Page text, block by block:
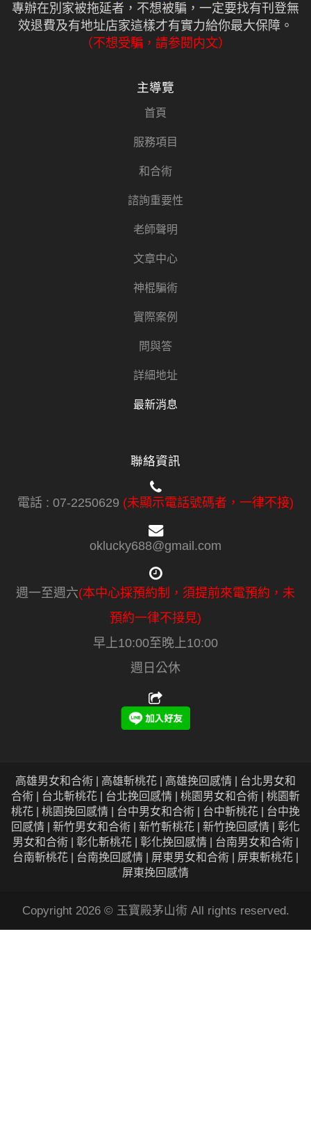
專辦在別家被拖延者，不想被騙，一定要找有刊登無
效退費及有地址店家這樣才有實力給你最大保障。
（不想受騙，請参閱内文）
主導覽
首頁
服務項目
和合術
諮詢重要性
老師聲明
文章中心
神棍騙術
實際案例
問與答
詳細地址
最新消息
聯絡資訊
電話 : 07-2250629 (未顯示電話號碼者，一律不接)
oklucky688@gmail.com
週一至週六(本中心採預約制，須提前來電預約，未
預約一律不接見)
早上10:00至晚上10:00
週日公休
高雄男女和合術 | 高雄斬桃花 | 高雄挽回感情 | 台北男女和
合術 | 台北斬桃花 | 台北挽回感情 | 桃園男女和合術 | 桃園斬
桃花 | 桃園挽回感情 | 台中男女和合術 | 台中斬桃花 | 台中挽
回感情 | 新竹男女和合術 | 新竹斬桃花 | 新竹挽回感情 | 彰化
男女和合術 | 彰化斬桃花 | 彰化挽回感情 | 台南男女和合術 |
台南斬桃花 | 台南挽回感情 | 屏東男女和合術 | 屏東斬桃花 |
屏東挽回感情
Copyright 2026 © 玉寶殿茅山術 All rights reserved.